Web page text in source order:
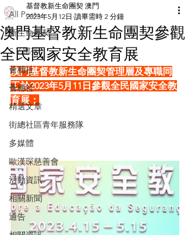
All Posts
新生命團契
S.Y.部落
薈穗社
薈穗社
精選文章
街總社區青年服務隊
多媒體
歐漢琛慈善會
活動資訊
相關新聞
通告
澳門基督教新生命團契參觀
全民國家安全教育展
基督教新生命團契 澳門
2023年5月12日 讀畢需時 2 分鐘
澳門基督教新生命團契管理層及專職同
工於2023年5月11日參觀全民國家安全教
育展；